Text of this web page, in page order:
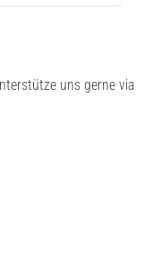
uns gerne via